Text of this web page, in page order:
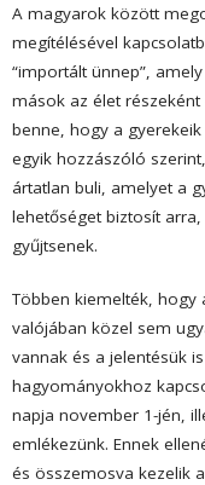
A magyarok között
megítélésével
“importált ünnep”,
mások az élet
benne, hogy a
egyik hozzászóló
ártatlan buli, amelyet a
lehetőséget biztosít
gyűjtsenek.
Többen kiemelték, hogy
valójában közel sem
vannak és a jelentésük
hagyományokhoz
napja november 1-jén,
emlékezünk. Ennek
és összemosva kezelik